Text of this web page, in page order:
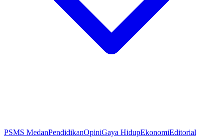
PSMS MedanPendidikanOpiniGaya HidupEkonomiEditorial